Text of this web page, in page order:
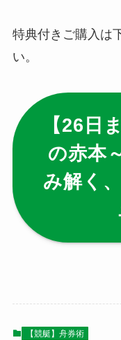
特典付きご購入は
い。
【26日
の赤本
み解く
【競艇】舟券術